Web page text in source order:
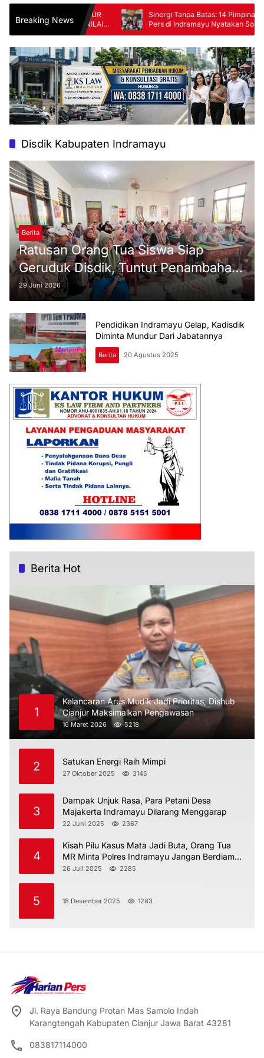
Breaking News
DIGUSUR
GANTI RUGI DINILAI
Sinergi Tanpa Batas: 14 Pimpinan
Pers di Indramayu Nyatakan Solid di
FKJI
Disdik Kabupaten Indramayu
Berita
Ratusan Orang Tua Siswa Siap
Geruduk Disdik, Tuntut Penambahan
Kuota
29 Juni 2026
Pendidikan Indramayu Gelap, Kadisdik
Diminta Mundur Dari Jabatannya
Berita 20 Agustus 2025
Berita Hot
1
Kelancaran Arus Mudik Jadi Prioritas, Dishub
Cianjur Maksimalkan Pengawasan
16 Maret 2026 5218
2 Satukan Energi Raih Mimpi
27 Oktober 2025 3145
3
Dampak Unjuk Rasa, Para Petani Desa
Majakerta Indramayu Dilarang Menggarap
22 Juni 2025 2367
4
Kisah Pilu Kasus Mata Jadi Buta, Orang Tua
MR Minta Polres Indramayu Jangan Berdiam
Diri
26 Juli 2025 2285
5 18 Desember 2025 1283
Jl. Raya Bandung Protan Mas Samolo Indah
Karangtengah Kabupaten Cianjur Jawa Barat 43281
083817114000